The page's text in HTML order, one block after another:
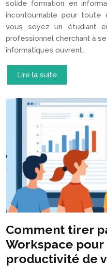
solide formation en
incontournable pour toute
vous soyez un étudiant
professionnel cherchant à
informatiques ouvrent…
Lire la suite
Comment tirer
Workspace
productivité de